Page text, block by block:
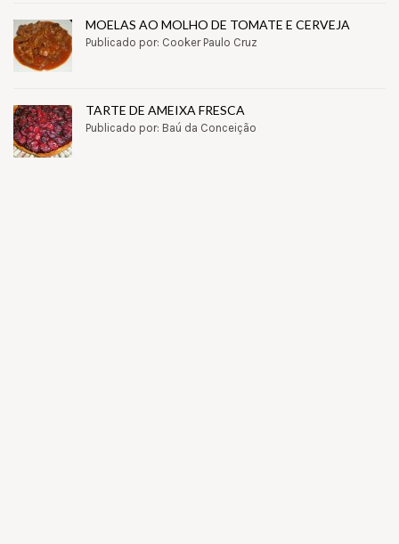
MOELAS AO MOLHO DE TOMATE E CERVEJA
Publicado por: Cooker Paulo Cruz
TARTE DE AMEIXA FRESCA
Publicado por: Baú da Conceição